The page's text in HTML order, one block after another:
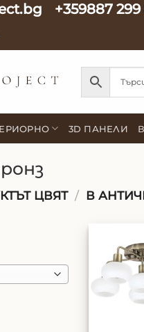
+359887 299
3D ПАНЕЛИ
ЦВЯТ / В